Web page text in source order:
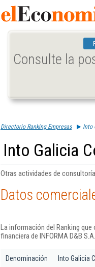
Consulte la
Directorio Ranking Empresas Into
Into Galicia
Otras actividades de
Datos
La información del Ranking
financiera de INFORMA D&B
Denominación Into Galicia